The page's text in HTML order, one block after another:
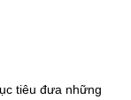
tiêu đưa những